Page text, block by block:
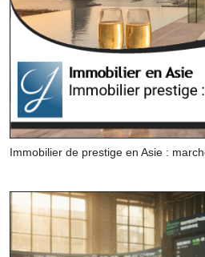
Immobilier de prestige en Asie :